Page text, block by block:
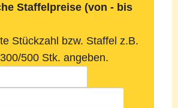
Staffelpreise (von - bis
Stückzahl bzw. Staffel z.B.
500 Stk. angeben.